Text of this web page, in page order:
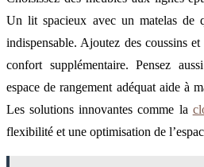
Un lit spacieux avec un matelas de
indispensable. Ajoutez des coussins
confort supplémentaire. Pensez
espace de rangement adéquat aide à
Les solutions innovantes comme la
flexibilité et une optimisation de